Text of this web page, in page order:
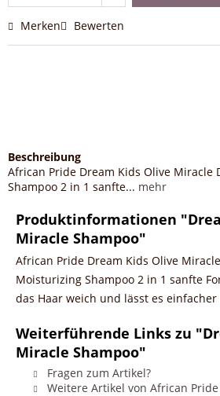
Merken Bewerten
Beschreibung
African Pride Dream Kids Olive
Shampoo 2 in 1 sanfte... mehr
Produktinformationen
Miracle Shampoo"
African Pride Dream Kids Olive
Moisturizing Shampoo 2 in 1 sanfte
das Haar weich und lässt es einfacher
Weiterführende Links zu
Miracle Shampoo"
Fragen zum Artikel?
Weitere Artikel von African Pride